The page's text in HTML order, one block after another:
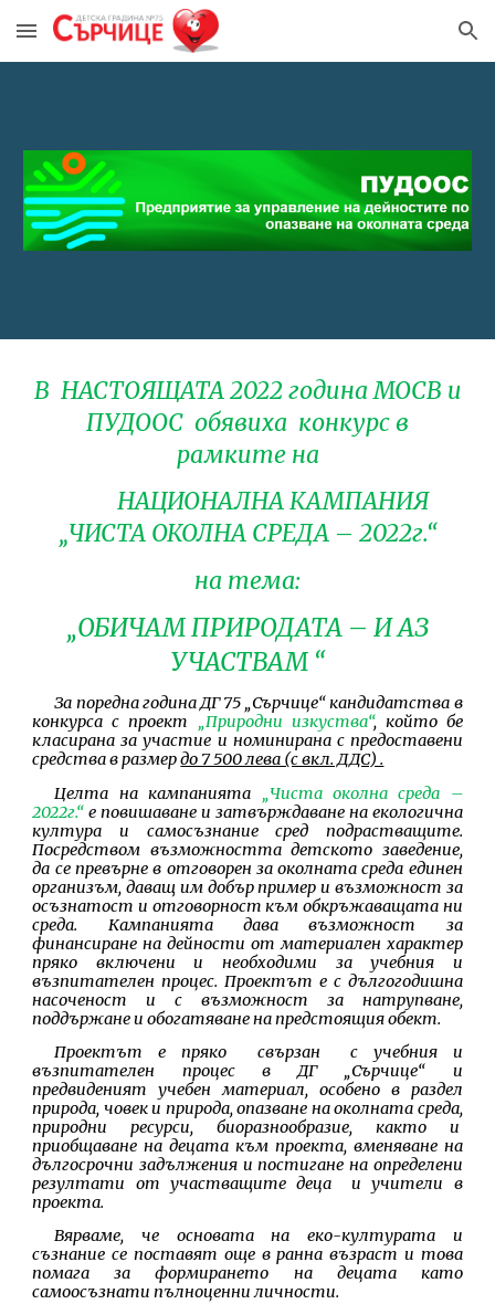
Skip to main content Skip to navigation
В НАСТОЯЩАТА 2022 година МОСВ и
ПУДООС обявиха конкурс в
рамките на
НАЦИОНАЛНА КАМПАНИЯ
„ЧИСТА ОКОЛНА СРЕДА – 2022г.“
на тема:
„ОБИЧАМ ПРИРОДАТА – И АЗ
УЧАСТВАМ “
За поредна година ДГ 75 „Сърчице“ кандидатства в
конкурса с проект „Природни изкуства“,който бе
класирана за участие и номинирана с предоставени
средства в размердо 7 500 лева (с вкл. ДДС) .
Целта на кампанията „Чиста околна среда –
2022г.“ е повишаване и затвърждаване на екологична
култура и самосъзнание сред подрастващите.
Посредством възможността детското заведение,
да се превърне в отговорен за околната среда единен
организъм, даващ им добър пример и възможност за
осъзнатост и отговорност към обкръжаващата ни
среда. Кампанията дава възможност за
финансиране на дейности от материален характер
пряко включени и необходими за учебния и
възпитателен процес. Проектът е с дългогодишна
насоченост и с възможност за натрупване,
поддържане и обогатяване на предстоящия обект.
Проектът е пряко свързан с учебния и
възпитателен процес в ДГ „Сърчице“ и
предвиденият учебен материал, особено в раздел
природа, човек и природа, опазване на околната среда,
природни ресурси, биоразнообразие, както и
приобщаване на децата към проекта, вменяване на
дългосрочни задължения и постигане на определени
резултати от участващите деца и учители в
проекта.
Вярваме, че основата на еко-културата и
съзнание се поставят още в ранна възраст и това
помага за формирането на децата като
самоосъзнати пълноценни личности.